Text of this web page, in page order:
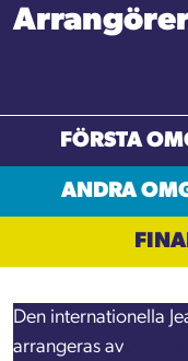
FÖRSTA
ANDRA
Den internationella
arrangeras av